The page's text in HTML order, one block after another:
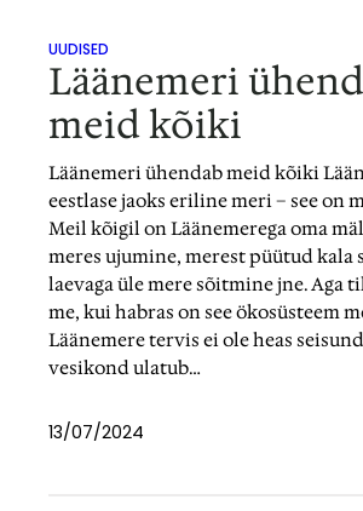
UUDISED
Läänemeri
meid kõiki
Läänemeri ühendab meid kõiki
eestlase jaoks eriline meri – see on
Meil kõigil on Läänemerega oma
meres ujumine, merest püütud kala
laevaga üle mere sõitmine jne. Aga
me, kui habras on see ökosüsteem
Läänemere tervis ei ole heas
vesikond ulatub…
13/07/2024